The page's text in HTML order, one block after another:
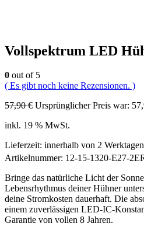
Vollspektrum LED
0 out of 5
( Es gibt noch keine Rezensionen. )
57,90€ Ursprünglicher Preis war:
inkl. 19 % MwSt.
Lieferzeit: innerhalb von 2 Werktagen
Artikelnummer: 12-15-1320-E27-
Bringe das natürliche Licht der
Lebensrhythmus deiner Hühner
deine Stromkosten dauerhaft. Die
einem zuverlässigen LED-IC-
Garantie von vollen 8 Jahren.